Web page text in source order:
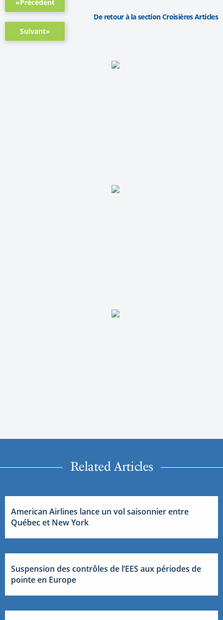
«Précédent
Suivant»
De retour à la section Croisières Articles
Related Articles
American Airlines lance un vol saisonnier entre
Québec et New York
Suspension des contrôles de l’EES aux périodes de
pointe en Europe